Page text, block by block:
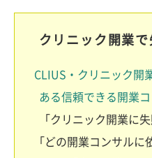
クリニック開業
CLIUS・クリニック開
ある信頼できる開業
「クリニック開業に
「どの開業コンサルに